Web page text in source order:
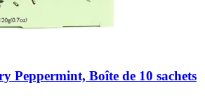
Peppermint, Boîte de 10 sachets